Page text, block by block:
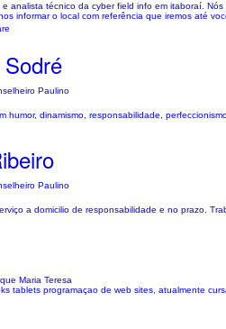
analista técnico da cyber field info em itaboraí.
informar o local com referência que iremos até
Paulino
dinamismo, responsabilidade,
Paulino
a domicilio de responsabilidade e no prazo.
Maria Teresa
tablets programaçao de web sites, atualmente